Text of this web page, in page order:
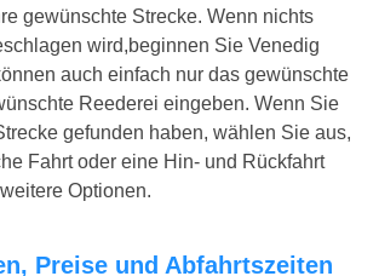
gewünschte Strecke. Wenn nichts
wird,beginnen Sie Venedig
auch einfach nur das gewünschte
Reederei eingeben. Wenn Sie
gefunden haben, wählen Sie aus,
Fahrt oder eine Hin- und Rückfahrt
Optionen.